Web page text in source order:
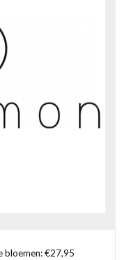
bloemen: €27,95